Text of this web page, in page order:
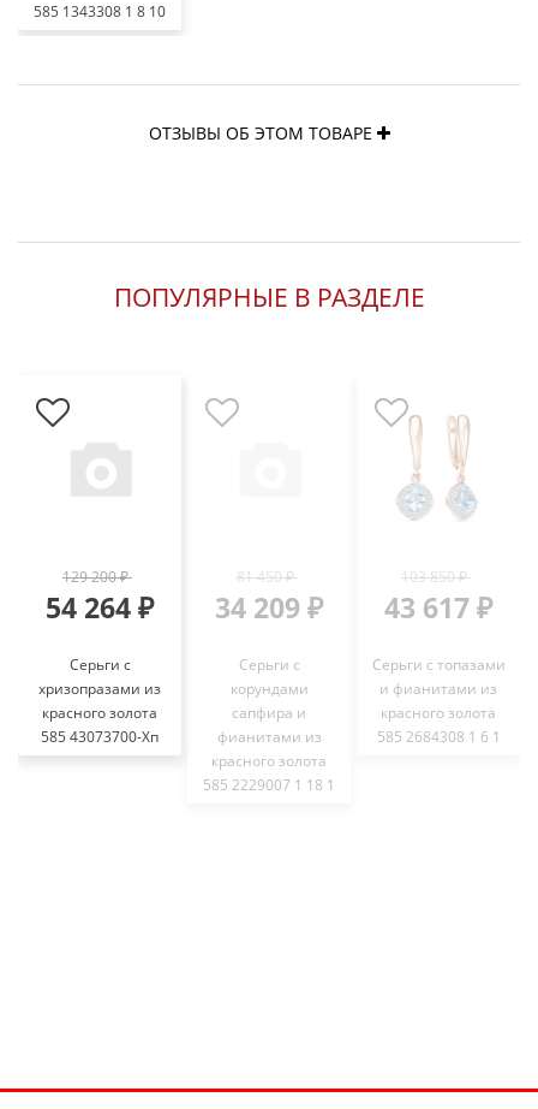
585 1343308 1 8 10
ОТЗЫВЫ ОБ ЭТОМ ТОВАРЕ
ПОПУЛЯРНЫЕ В РАЗДЕЛЕ
129 200 ₽
54 264 ₽
Серьги с
хризопразами из
красного золота
585 43073700-Хп
81 450 ₽
34 209 ₽
Серьги с
корундами
сапфира и
фианитами из
красного золота
585 2229007 1 18 1
103 850 ₽
43 617 ₽
Серьги с топазами
и фианитами из
красного золота
585 2684308 1 6 1